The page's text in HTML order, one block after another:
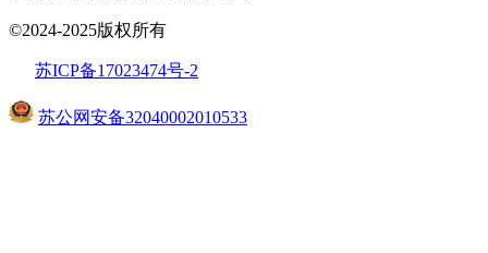
©2024-2025版权所有
苏ICP备17023474号-2
苏公网安备32040002010533